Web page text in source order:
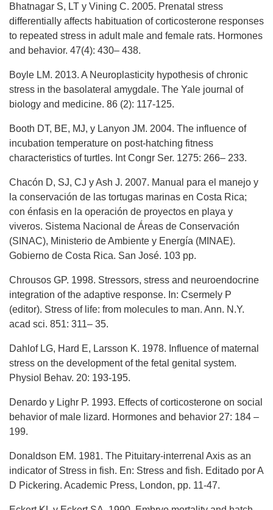
Bhatnagar S, LT y Vining C. 2005. Prenatal stress
differentially affects habituation of corticosterone responses
to repeated stress in adult male and female rats. Hormones
and behavior. 47(4): 430– 438.
Boyle LM. 2013. A Neuroplasticity hypothesis of chronic
stress in the basolateral amygdale. The Yale journal of
biology and medicine. 86 (2): 117-125.
Booth DT, BE, MJ, y Lanyon JM. 2004. The influence of
incubation temperature on post-hatching fitness
characteristics of turtles. Int Congr Ser. 1275: 266– 233.
Chacón D, SJ, CJ y Ash J. 2007. Manual para el manejo y
la conservación de las tortugas marinas en Costa Rica;
con énfasis en la operación de proyectos en playa y
viveros. Sistema Nacional de Áreas de Conservación
(SINAC), Ministerio de Ambiente y Energía (MINAE).
Gobierno de Costa Rica. San José. 103 pp.
Chrousos GP. 1998. Stressors, stress and neuroendocrine
integration of the adaptive response. In: Csermely P
(editor). Stress of life: from molecules to man. Ann. N.Y.
acad sci. 851: 311– 35.
Dahlof LG, Hard E, Larsson K. 1978. Influence of maternal
stress on the development of the fetal genital system.
Physiol Behav. 20: 193-195.
Denardo y Lighr P. 1993. Effects of corticosterone on social
behavior of male lizard. Hormones and behavior 27: 184 –
199.
Donaldson EM. 1981. The Pituitary-interrenal Axis as an
indicator of Stress in fish. En: Stress and fish. Editado por A
D Pickering. Academic Press, London, pp. 11-47.